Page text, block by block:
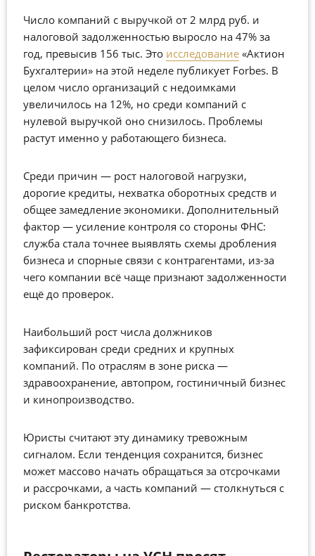
Число компаний с выручкой от 2 млрд руб. и
налоговой задолженностью выросло на 47% за
год, превысив 156 тыс. Это исследование «Актион
Бухгалтерии» на этой неделе публикует Forbes. В
целом число организаций с недоимками
увеличилось на 12%, но среди компаний с
нулевой выручкой оно снизилось. Проблемы
растут именно у работающего бизнеса.
Среди причин — рост налоговой нагрузки,
дорогие кредиты, нехватка оборотных средств и
общее замедление экономики. Дополнительный
фактор — усиление контроля со стороны ФНС:
служба стала точнее выявлять схемы дробления
бизнеса и спорные связи с контрагентами, из-за
чего компании всё чаще признают задолженности
ещё до проверок.
Наибольший рост числа должников
зафиксирован среди средних и крупных
компаний. По отраслям в зоне риска —
здравоохранение, автопром, гостиничный бизнес
и кинопроизводство.
Юристы считают эту динамику тревожным
сигналом. Если тенденция сохранится, бизнес
может массово начать обращаться за отсрочками
и рассрочками, а часть компаний — столкнуться с
риском банкротства.